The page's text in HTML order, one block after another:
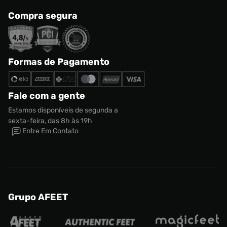
Compra segura
Formas de Pagamento
Fale com a gente
Estamos disponíveis de segunda a
sexta-feira, das 8h às 19h
Entre Em Contato
Grupo AFEET